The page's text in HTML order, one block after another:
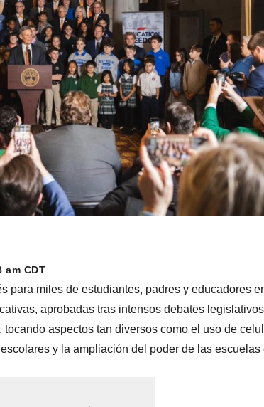
am CDT
para miles de estudiantes, padres y educadores
aprobadas tras intensos debates
aspectos tan diversos como el uso de
y la ampliación del poder de las escuelas